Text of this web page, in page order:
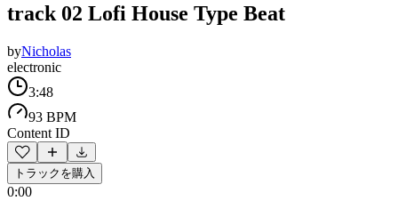
track 02 Lofi House Type Beat
byNicholas
electronic
3:48
93 BPM
Content ID
トラックを購入
0:00